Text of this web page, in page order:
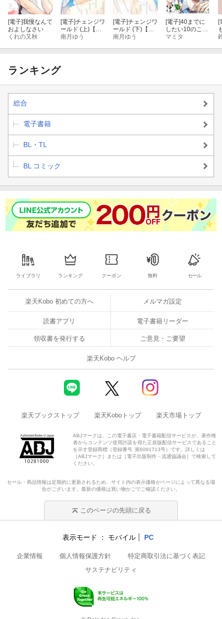
[電子]我慢なんて
およしなさい
くれの又秋
[電子]チェンジワ
ールド (上)【電
子限定おまけ付
南月ゆう
[電子]チェンジワ
ールド (下)【電
子限定おまけ付
南月ゆう
[電子]40までに
したい10のこと
（2）【電子特
マミタ
[
ランキング
総合
電子書籍
BL・TL
BL コミック
ライブラリ ランキング クーポン 無料 セール
楽天Kobo 初めての方へ メルマガ設定
読書アプリ 電子書籍リーダー
領収書を発行する ご意見・ご要望
楽天Kobo ヘルプ
楽天ブックストップ 楽天Koboトップ 楽天市場トップ
ABJマークは、この電子書店・電子書籍配信サービスが、著作権
者からコンテンツ使用許諾を得た正規版配信サービスであること
を示す登録商標（登録番号 第6091713号）です。詳しくは
［ABJマーク］または［電子出版制作・流通協議会］で検索して
ください。
セール・商品情報は定期的に更新されるため、サイト内の表示価格がページによって異なる場
合がございます。最新の価格は買い物かごでご確認ください。
このページの先頭に戻る
表示モード モバイル PC
企業情報 個人情報保護方針
特定商取引法に基づく表記
サステナビリティ